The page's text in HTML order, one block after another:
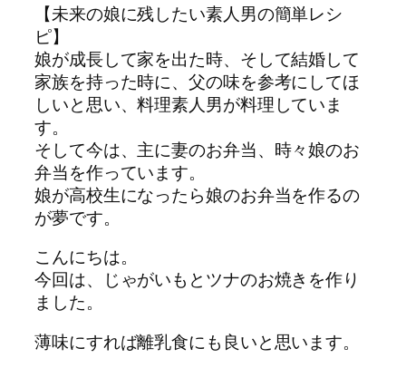
【未来の娘に残したい素人男の簡単レシ
ピ】
娘が成長して家を出た時、そして結婚して
家族を持った時に、父の味を参考にしてほ
しいと思い、料理素人男が料理していま
す。
そして今は、主に妻のお弁当、時々娘のお
弁当を作っています。
娘が高校生になったら娘のお弁当を作るの
が夢です。
こんにちは。
今回は、じゃがいもとツナのお焼きを作り
ました。
薄味にすれば離乳食にも良いと思います。